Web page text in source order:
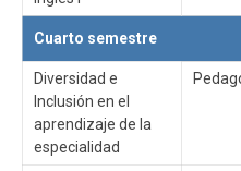
Cuarto semestre
Diversidad e
Inclusión en el
aprendizaje de la
especialidad